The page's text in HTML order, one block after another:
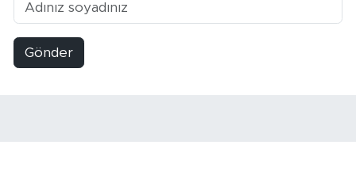
Gönder